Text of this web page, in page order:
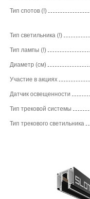
Тип спотов (!)
Тип светильника (!)
Тип лампы (!)
Диаметр (см)
Участие в акциях
Датчик освещенности
Тип трековой системы
Тип трекового светильника